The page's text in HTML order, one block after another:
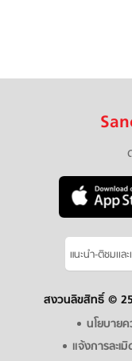
แนะนำ-ติชมเเ
สงวนลิขสิทธิ์ ©
นโยบาย
แจ้งการละเ